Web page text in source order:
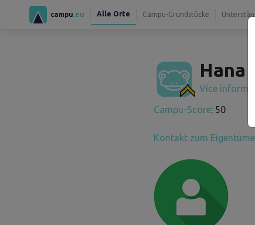
campu .eu Alle Orte Campu-Grundstücke
Hana
Více
Campu-Score: 50
Kontakt zum